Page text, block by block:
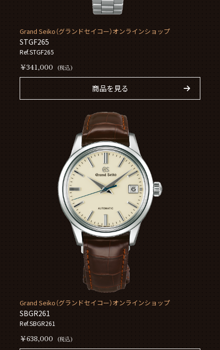
Grand Seiko（グランドセイコー）オンラインショップ
STGF265
Ref.STGF265
￥341,000 (税込)
商品を見る
Grand Seiko（グランドセイコー）オンラインショップ
SBGR261
Ref.SBGR261
￥638,000 (税込)